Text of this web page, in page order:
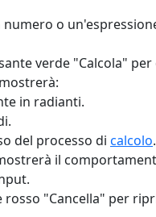
numero o
verde "Calcola"
in radianti.
del processo di calcolo.
il
rosso "Cancella" per